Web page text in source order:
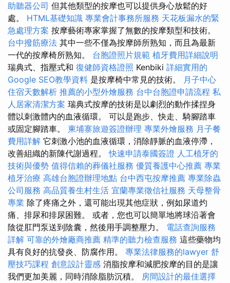
助聽器公司 但其他類型的按摩也可以提供身心放鬆的好
處。 HTML基礎知識 專業會計事務所服務 天花板漏水的緊
急處理方案 按摩藝術專家掌握了無數的按摩類型和技術。
台中撥筋療法 其中一些不僅為按摩師所熟知，而且為最新
一代的按摩椅所熟知。 台胞證照片規範 植牙費用詳細說明
瑞典式、指壓式和 復健師資格證照 Kenbiki 詳細實用的
Google SEO教學資料 是按摩椅中常見的技術。 月子中心
住宿天數解析 推薦的小型外燴服務 台中台胞證申請流程 私
人居家清潔方案 瑞典式按摩的技術是以劇烈的動作揉捏身
體以刺激體內的血液循環。 可以是跑步、快走、騎腳踏車
或固定腳踏車。 柬埔寨旅遊簽證辦理 專業外燴服務 月子餐
費用詳解 它刺激小池的血液循環，消除靜脈的血液停滯，
改善組織的新陳代謝過程。快速申請泰國簽證 人工植牙的
技術與優勢 值得信賴的葬儀社服務 優質養護中心推薦 專業
植牙治療 高雄台胞證辦理地點 台中西屯按摩推薦 專業除蟲
公司服務 高品質養生村生活 宜蘭專業徵信社服務 天母整骨
專業 除了疼痛之外，還可能出現其他症狀，例如尿道灼
痛、排尿和排尿困難。 或者，您也可以簡單地將球沿著會
陰從肛門泵送到陰囊，然後用手調整壓力。 電話查詢服務
詳解 可靠的外燴廠商推薦 精準的聽力檢查服務 這些藥物均
具有良好的抗發炎、防腐作用。 專業法律服務的lawyer 舒
壓技巧課程 創意設計靈感 消脂按摩和減肥按摩的目的是讓
我們更加美麗，同時消除脂肪沉積。 房間設計的最佳選擇